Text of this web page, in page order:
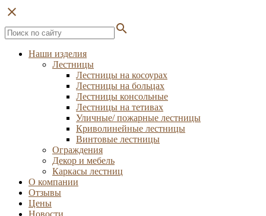
close
search
Наши изделия
Лестницы
Лестницы на косоурах
Лестницы на больцах
Лестницы консольные
Лестницы на тетивах
Уличные/ пожарные лестницы
Криволинейные лестницы
Винтовые лестницы
Ограждения
Декор и мебель
Каркасы лестниц
О компании
Отзывы
Цены
Новости